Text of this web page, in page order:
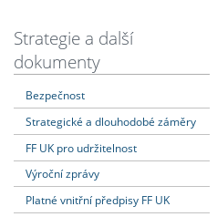
Dozvědět se více
Podat přihlášku
Dozvědět se více
Dozvědět se více
Dozvědět se více
Strategie a další
dokumenty
Bezpečnost
Strategické a dlouhodobé záměry
FF UK pro udržitelnost
Výroční zprávy
Platné vnitřní předpisy FF UK